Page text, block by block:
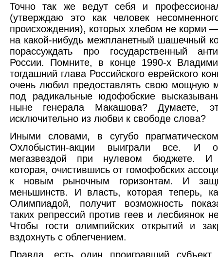
Точно так же ведут себя и
(утверждаю это как человек
происхождения), которых хлебом не корми
на какой-нибудь межпланетный шашечный
порассуждать про государственный
России. Помните, в конце 1990-х
тогдашний глава Российского еврейского
очень любил предоставлять свою мощную
под радикальные юдофобские
ныне генерала Макашова? Думаете,
исключительно из любви к свободе слова?
Иными словами, в сугубо
Охлобыстин-акции выиграли все. И
мегазвездой при нулевом бюджете. И
которая, очистившись от гомофобских
к новым рыночным горизонтам. И
меньшинств. И власть, которая теперь,
Олимпиадой, получит возможность
таких репрессий против геев и лесбиянок
Чтобы гости олимпийских открытий и
вздохнуть с облегчением.
Правда, есть один проигравший субъект.